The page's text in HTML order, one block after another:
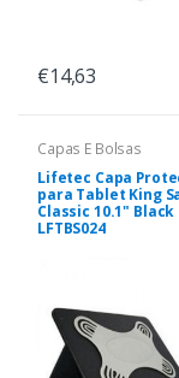
€14,63
Capas E Bolsas
Lifetec Capa
para Tablet King
Classic 10.1" Black
LFTBS024